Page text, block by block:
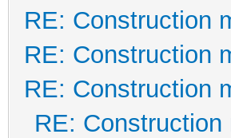
RE: Construction
RE: Construction
RE: Construction
RE: